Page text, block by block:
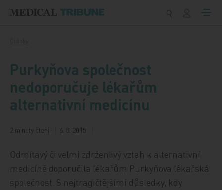
Purkyňova společnost
nedoporučuje lékařům
alternativní medicínu
2 minuty čtení 6. 8. 2015
Odmítavý či velmi zdrženlivý vztah k alternativní
medicíně doporučila lékařům Purkyňova lékařská
společnost. S nejtragičtějšími důsledky, kdy